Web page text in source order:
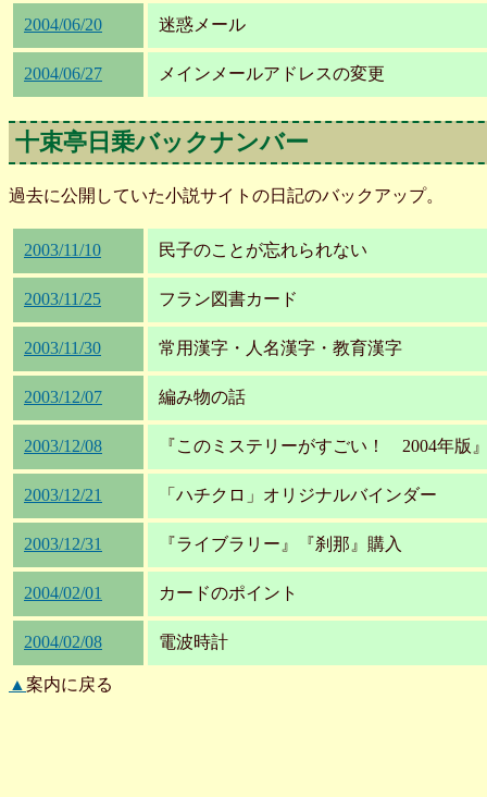
2004/06/20 迷惑メール
2004/06/27 メインメールアドレスの変更
十束亭日乗バックナンバー
過去に公開していた小説サイトの日記のバックアップ。
2003/11/10 民子のことが忘れられない
2003/11/25 フラン図書カード
2003/11/30 常用漢字・人名漢字・教育漢字
2003/12/07 編み物の話
2003/12/08 『このミステリーがすごい！ 2004年版
2003/12/21 「ハチクロ」オリジナルバインダー
2003/12/31 『ライブラリー』『刹那』購入
2004/02/01 カードのポイント
2004/02/08 電波時計
▲ 案内に戻る